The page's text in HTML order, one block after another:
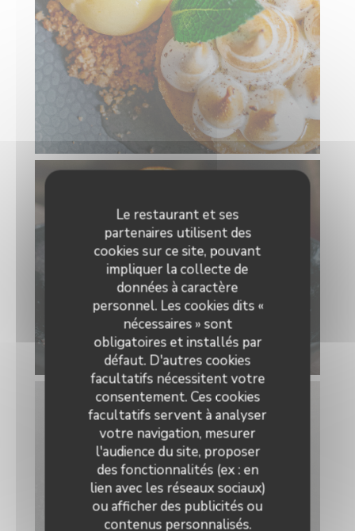
Le restaurant et ses
partenaires utilisent des
cookies sur ce site, pouvant
impliquer la collecte de
données à caractère
personnel. Les cookies dits «
nécessaires » sont
obligatoires et installés par
défaut. D'autres cookies
facultatifs nécessitent votre
consentement. Ces cookies
facultatifs servent à analyser
votre navigation, mesurer
l'audience du site, proposer
des fonctionnalités (ex : en
lien avec les réseaux sociaux)
ou afficher des publicités ou
contenus personnalisés.